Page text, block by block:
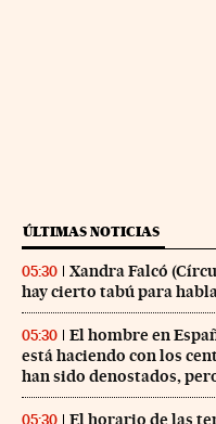
ÚLTIMAS NOTICIAS
05:30
Xandra Falcó
hay cierto tabú para
05:30
El hombre en
está haciendo con los
han sido denostados,
05:30 El horario de las